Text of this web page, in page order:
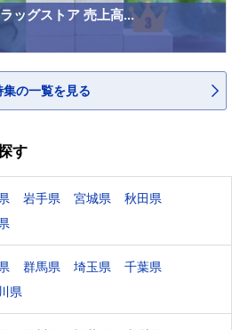
ッグストア 売上高...
集の一覧を見る
す
岩手県 宮城県
秋田県
群馬県 埼玉県
千葉県
県